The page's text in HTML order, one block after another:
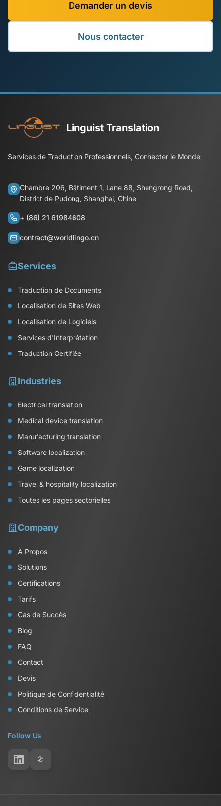
Demander un devis
Nous contacter
Linguist Translation
Services de Traduction Professionnels, Connecter le Monde
Chambre 206, Bâtiment 1, Lane 88, Shengrong Road,
District de Pudong, Shanghai, Chine
+ (86) 21 61984608
contract@worldlingo.cn
Services
Traduction de Documents
Localisation de Sites Web
Localisation de Logiciels
Services d'Interprétation
Traduction Certifiée
Industries
Electrical translation
Medical device translation
Manufacturing translation
Software localization
Game localization
Travel & hospitality localization
Toutes les pages sectorielles
Company
À Propos
Solutions
Certifications
Tarifs
Cas de Succès
Blog
FAQ
Contact
Devis
Politique de Confidentialité
Conditions de Service
Follow Us